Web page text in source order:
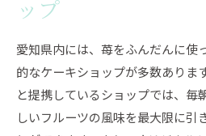
ップ
愛知県内には、苺をふんだんに使
的なケーキショップが多数ありま
と提携しているショップでは、毎
しいフルーツの風味を最大限に引